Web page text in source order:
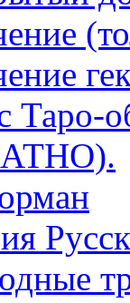
Таро-